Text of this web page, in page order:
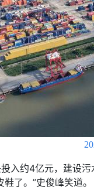
约4亿元，建设污
了。”史俊峰笑道。